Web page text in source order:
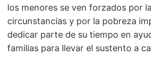
los menores se ven forzados por
circunstancias y por la pobreza
dedicar parte de su tiempo en
familias para llevar el sustento a